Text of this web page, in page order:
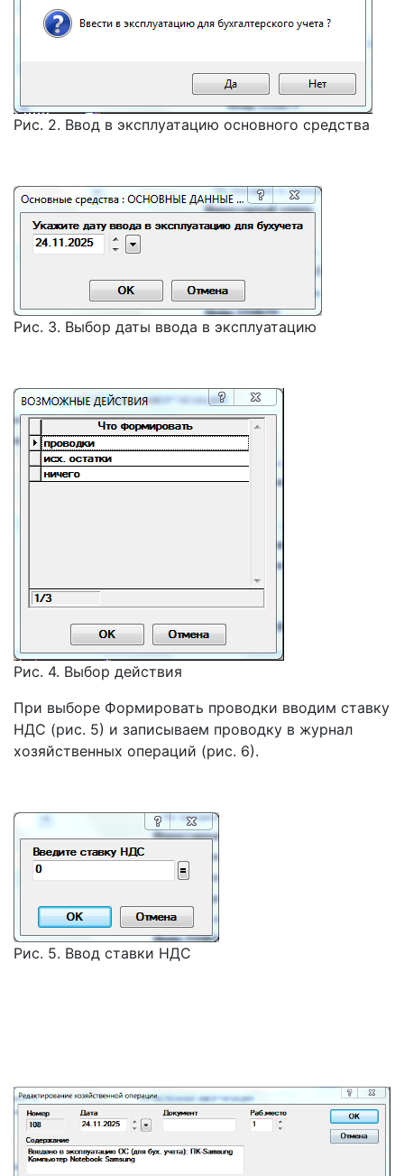
Рис. 2. Ввод в эксплуатацию основного средства
Рис. 3. Выбор даты ввода в эксплуатацию
Рис. 4. Выбор действия
При выборе Формировать проводки вводим ставку
НДС (рис. 5) и записываем проводку в журнал
хозяйственных операций (рис. 6).
Рис. 5. Ввод ставки НДС